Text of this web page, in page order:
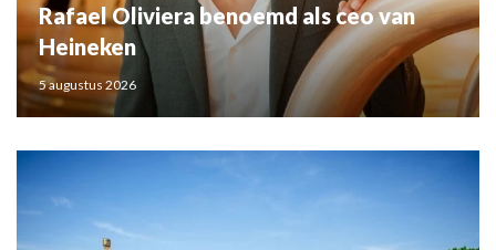
Rafael Oliviera benoemd als ceo van
Heineken
5 augustus 2026